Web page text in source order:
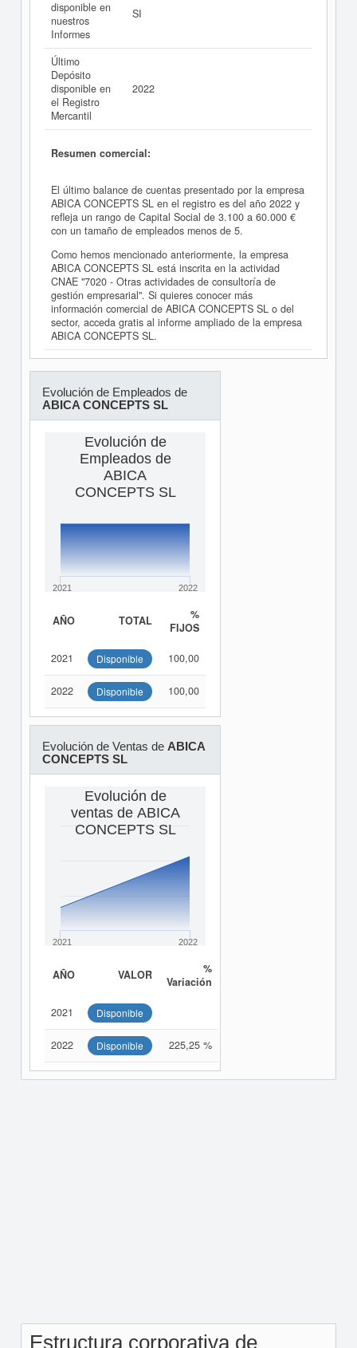
disponible en
nuestros
Informes
SI
Último
Depósito
disponible en
el Registro
Mercantil
2022
Resumen comercial:
El último balance de cuentas presentado por la empresa
ABICA CONCEPTS SL en el registro es del año 2022 y
refleja un rango de Capital Social de 3.100 a 60.000 €
con un tamaño de empleados menos de 5.
Como hemos mencionado anteriormente, la empresa
ABICA CONCEPTS SL está inscrita en la actividad
CNAE "7020 - Otras actividades de consultoría de
gestión empresarial". Si quieres conocer más
información comercial de ABICA CONCEPTS SL o del
sector, acceda gratis al informe ampliado de la empresa
ABICA CONCEPTS SL.
Evolución de Empleados de
ABICA CONCEPTS SL
Evolución de
Empleados de
ABICA
CONCEPTS SL
2021 2022
AÑO TOTAL
%
FIJOS
2021 Disponible 100,00
2022 Disponible 100,00
Evolución de Ventas de ABICA
CONCEPTS SL
Evolución de
ventas de ABICA
CONCEPTS SL
2021 2022
AÑO VALOR
%
Variación
2021 Disponible
2022 Disponible 225,25 %
Estructura corporativa de